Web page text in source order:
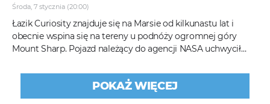
Środa, 7 stycznia (20:00)
Łazik Curiosity znajduje się na Marsie od kilkunastu lat i
obecnie wspina się na tereny u podnóży ogromnej góry
Mount Sharp. Pojazd należący do agencji NASA uchwycił
POKAŻ WIĘCEJ